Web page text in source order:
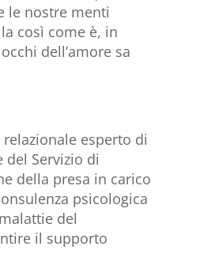
le nostre menti
così come è, in
dell’amore sa
esperto di
Servizio di
della presa in carico
psicologica
del
il supporto